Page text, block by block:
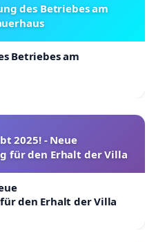
des Betriebes am
Betriebes am
2025! - Neue
für den Erhalt der Villa
den Erhalt der Villa